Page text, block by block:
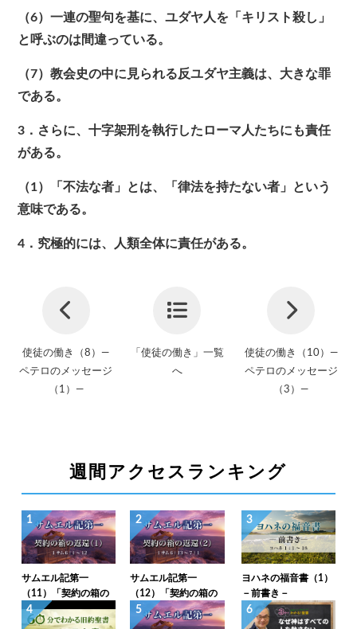
（6）一連の聖句を基に、ユダヤ人を「キリスト殺し」
と呼ぶのは間違っている。
（7）教会史の中に見られる反ユダヤ主義は、大きな罪
である。
3．さらに、十字架刑を執行したローマ人たちにも責任
がある。
（1）「不法な者」とは、「律法を持たない者」という
意味である。
4．究極的には、人類全体に責任がある。
使徒の働き（8）―
ペテロのメッセージ
（1）―
「使徒の働き」一覧
へ
使徒の働き（10）―
ペテロのメッセージ
（3）―
週間アクセスランキング
1
サムエル記第一
（11）「契約の箱の
返還（1）」1サム6：
1～12
2
サムエル記第一
（12）「契約の箱の
返還（2）」1サム6：
13～7：1
3
ヨハネの福音書（1）
－前書き－
4 5 6